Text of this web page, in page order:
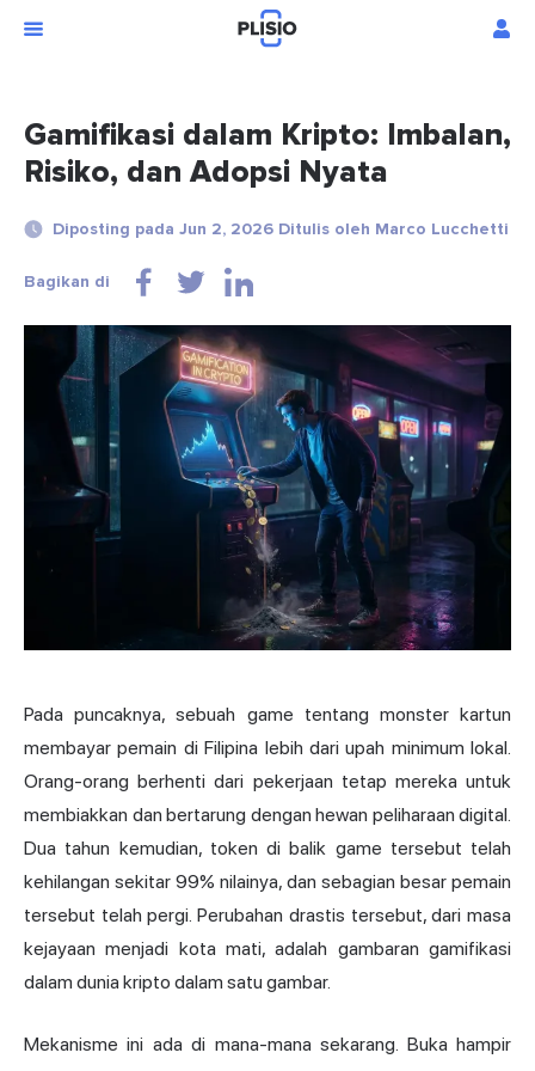
Gamifikasi dalam Kripto: Imbalan,
Risiko, dan Adopsi Nyata
Diposting pada Jun 2, 2026 Ditulis oleh Marco Lucchetti
Bagikan di
Pada puncaknya, sebuah game tentang monster kartun
membayar pemain di Filipina lebih dari upah minimum lokal.
Orang-orang berhenti dari pekerjaan tetap mereka untuk
membiakkan dan bertarung dengan hewan peliharaan digital.
Dua tahun kemudian, token di balik game tersebut telah
kehilangan sekitar 99% nilainya, dan sebagian besar pemain
tersebut telah pergi. Perubahan drastis tersebut, dari masa
kejayaan menjadi kota mati, adalah gambaran gamifikasi
dalam dunia kripto dalam satu gambar.
Mekanisme ini ada di mana-mana sekarang. Buka hampir